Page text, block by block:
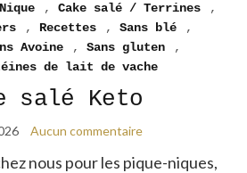
, Cake salé / Terrines
,
, Recettes , Sans blé
,
Avoine
, Sans gluten
,
de lait de vache
salé Keto
Aucun commentaire
nous pour les pique-niques,